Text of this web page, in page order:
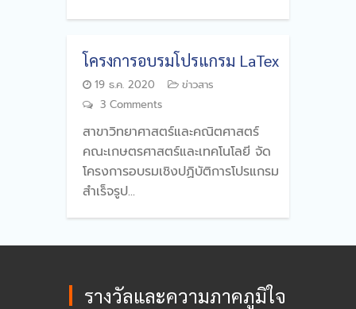
โครงการอบรมโปรแกรม LaTex
19 ธ.ค. 2020
ข่าวสาร
3 Comments
สาขาวิทยาศาสตร์และคณิตศาสตร์
คณะเกษตรศาสตร์และเทคโนโลยี จัด
โครงการอบรมเชิงปฏิบัติการโปรแกรม
สำเร็จรูป...
รางวัลและความภาคภูมิใจ